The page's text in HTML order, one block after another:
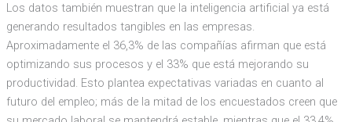
Los datos también muestran que la inteligencia artificial ya está
generando resultados tangibles en las empresas.
Aproximadamente el 36,3% de las compañías afirman que está
optimizando sus procesos y el 33% que está mejorando su
productividad. Esto plantea expectativas variadas en cuanto al
futuro del empleo; más de la mitad de los encuestados creen que